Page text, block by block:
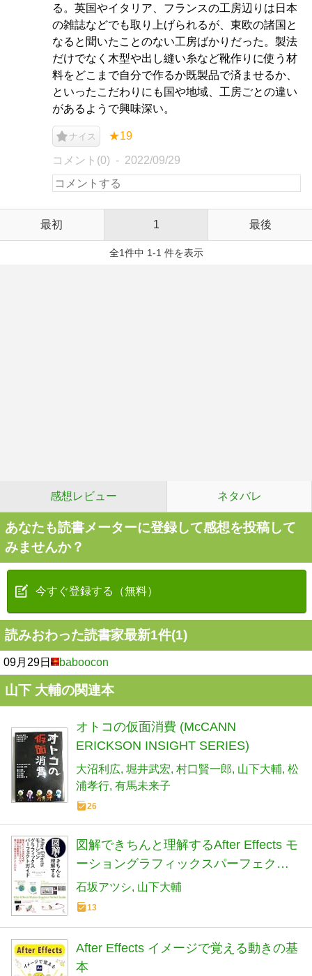
る。英国やイタリア、フランスの工房辺りは日本
の雑誌などでも取り上げられるが、東欧の諸国と
なると聞いたことのない工房ばかりだった。製法
だけでなく木型や出し縫い糸など靴作りに使う材
料をどこまで自分で作るか既製品で済ませるか、
といったこだわりにも国や地域、工房ごとの違い
があるようで興味深い。
ナイス ★19
コメント(0) 2022/09/29
最初 1 最後
全1件中 1-1 件を表示
感想レビュー ネタバレ
あなたも読書メーターに登録して感想を投稿して
みませんか？
今すぐ登録する（無料）
読みおわった読書家最新1件(1)
09月29日 baboocon
山下 大輔の関連本
オトコの仮面消費 (McCANN
ERICKSON INSIGHT SERIES)
大沼利広 堀井武宏 村口賢一郎 山下大輔 松
浦孝行 有馬未来子
26
図解できちんと理解するAfter Effects モ
ーショングラフィックスパーフェクト
ガイド
石坂アツシ 山下大輔
13
After Effects イメージで覚える動きの基
本